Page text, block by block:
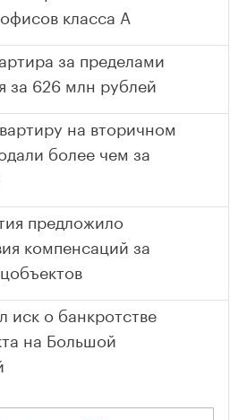
класса А
за пределами
за 626 млн рублей
на вторичном
более чем за
предложило
компенсаций за
о банкротстве
на Большой